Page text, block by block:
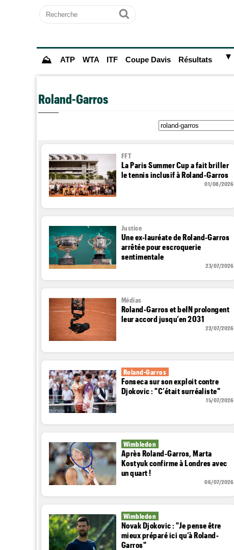
Recherche
Ok
⛰ ATP WTA ITF Coupe Davis Résultats ►
Roland-Garros
FFT
La Paris Summer Cup a fait briller
le tennis inclusif à Roland-Garros
01/08/2026
Justice
Une ex-lauréate de Roland-Garros
arrêtée pour escroquerie
sentimentale
23/07/2026
Médias
Roland-Garros et beIN prolongent
leur accord jusqu’en 2031
22/07/2026
Roland-Garros
Fonseca sur son exploit contre
Djokovic : "C’était surréaliste"
15/07/2026
Wimbledon
Après Roland-Garros, Marta
Kostyuk confirme à Londres avec
un quart !
06/07/2026
Wimbledon
Novak Djokovic : "Je pense être
mieux préparé ici qu’à Roland-
Garros"